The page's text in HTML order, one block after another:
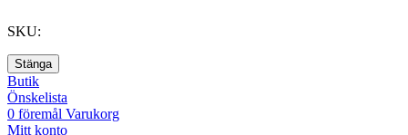
SKU:
Stänga
Butik
Önskelista
0 föremål Varukorg
Mitt konto